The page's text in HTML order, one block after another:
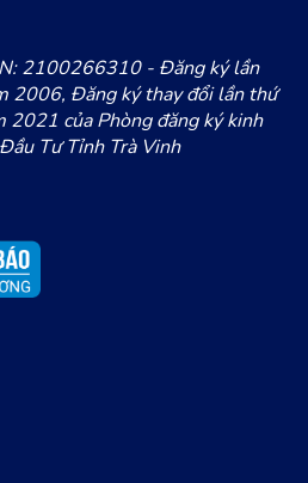
2100266310 - Đăng ký lần
2006, Đăng ký thay đổi lần thứ
2021 của Phòng đăng ký kinh
Tư Tỉnh Trà Vinh